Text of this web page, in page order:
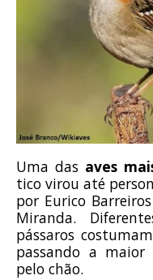
Uma das aves
tico virou até
por Eurico
Miranda.
pássaros
passando a
pelo chão.